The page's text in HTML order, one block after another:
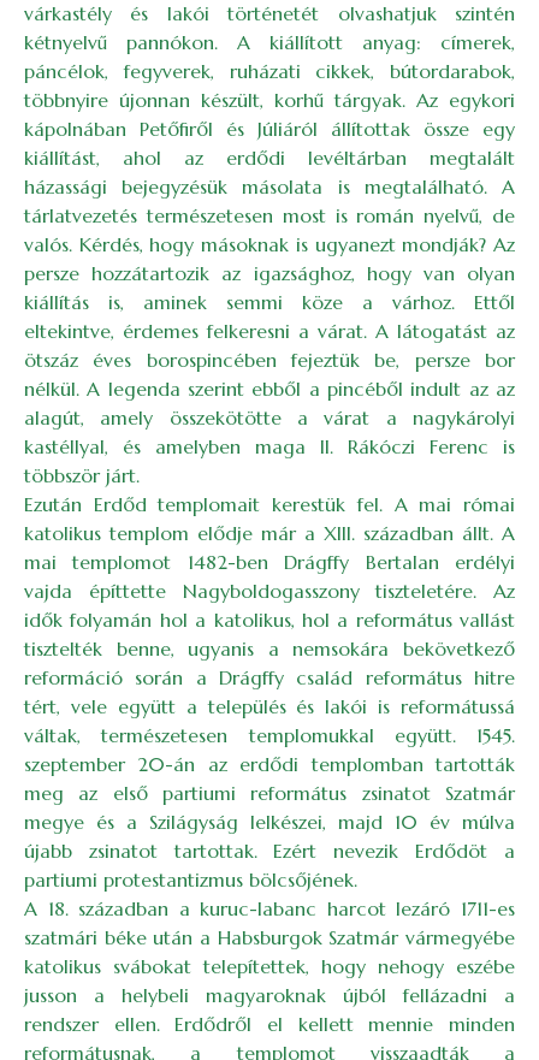
várkastély és lakói történetét olvashatjuk szintén
kétnyelvű pannókon. A kiállított anyag: címerek,
páncélok, fegyverek, ruházati cikkek, bútordarabok,
többnyire újonnan készült, korhű tárgyak. Az egykori
kápolnában Petőfiről és Júliáról állítottak össze egy
kiállítást, ahol az erdődi levéltárban megtalált
házassági bejegyzésük másolata is megtalálható. A
tárlatvezetés természetesen most is román nyelvű, de
valós. Kérdés, hogy másoknak is ugyanezt mondják? Az
persze hozzátartozik az igazsághoz, hogy van olyan
kiállítás is, aminek semmi köze a várhoz. Ettől
eltekintve, érdemes felkeresni a várat. A látogatást az
ötszáz éves borospincében fejeztük be, persze bor
nélkül. A legenda szerint ebből a pincéből indult az az
alagút, amely összekötötte a várat a nagykárolyi
kastéllyal, és amelyben maga II. Rákóczi Ferenc is
többször járt.
Ezután Erdőd templomait kerestük fel. A mai római
katolikus templom elődje már a XIII. században állt. A
mai templomot 1482-ben Drágffy Bertalan erdélyi
vajda építtette Nagyboldogasszony tiszteletére. Az
idők folyamán hol a katolikus, hol a református vallást
tisztelték benne, ugyanis a nemsokára bekövetkező
reformáció során a Drágffy család református hitre
tért, vele együtt a település és lakói is reformátussá
váltak, természetesen templomukkal együtt. 1545.
szeptember 20-án az erdődi templomban tartották
meg az első partiumi református zsinatot Szatmár
megye és a Szilágyság lelkészei, majd 10 év múlva
újabb zsinatot tartottak. Ezért nevezik Erdődöt a
partiumi protestantizmus bölcsőjének.
A 18. században a kuruc-labanc harcot lezáró 1711-es
szatmári béke után a Habsburgok Szatmár vármegyébe
katolikus svábokat telepítettek, hogy nehogy eszébe
jusson a helybeli magyaroknak újból fellázadni a
rendszer ellen. Erdődről el kellett mennie minden
reformátusnak, a templomot visszaadták a